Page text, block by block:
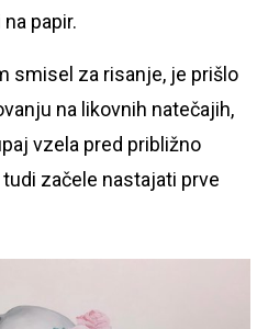
papir.
smisel za risanje, je prišlo
na likovnih natečajih,
vzela pred približno
začele nastajati prve